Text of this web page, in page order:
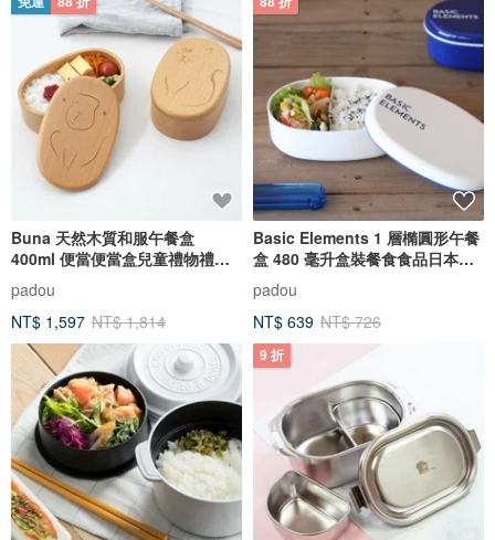
Buna 天然木質和服午餐盒
400ml 便當便當盒兒童禮物禮物
日本
padou
NT$ 1,597 NT$ 1,814
Basic Elements 1 層橢圓形午餐
盒 480 毫升盒裝餐食食品日本製
padou
NT$ 639 NT$ 726
9 折